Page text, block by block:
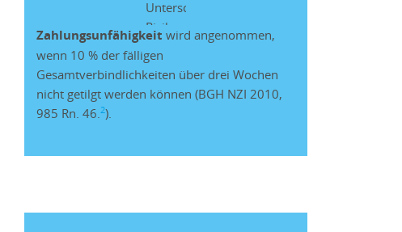
Zahlungsunfähigkeit wird angenommen,
wenn 10 % der fälligen
Gesamtverbindlichkeiten über drei Wochen
nicht getilgt werden können (BGH NZI 2010,
985 Rn. 46.2).